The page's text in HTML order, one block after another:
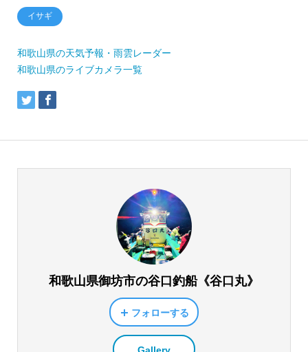
イサギ
和歌山県の天気予報・雨雲レーダー
和歌山県のライブカメラ一覧
和歌山県御坊市の谷口釣船《谷口丸》
フォローする
Gallery